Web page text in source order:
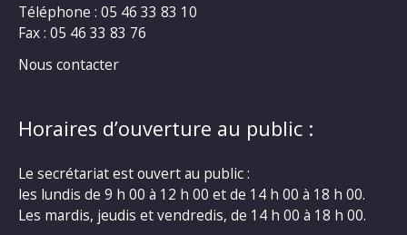
Téléphone : 05 46 33 83 10
Fax : 05 46 33 83 76
Nous contacter
Horaires d’ouverture au public :
Le secrétariat est ouvert au public :
les lundis de 9 h 00 à 12 h 00 et de 14 h 00 à 18 h 00.
Les mardis, jeudis et vendredis, de 14 h 00 à 18 h 00.